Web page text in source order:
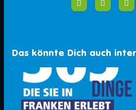
Das könnte Dich auch